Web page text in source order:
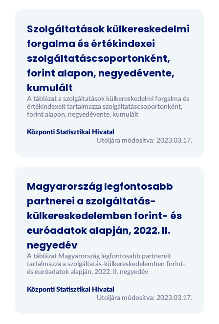
Szolgáltatások külkereskedelmi
forgalma és értékindexei
szolgáltatáscsoportonként,
forint alapon, negyedévente,
kumulált
A táblázat a szolgáltatások külkereskedelmi forgalma és
értékindexeit tartalmazza szolgáltatáscsoportonként,
forint alapon, negyedévente, kumulált
Központi Statisztikai Hivatal
Utoljára módosítva: 2023.03.17.
Magyarország legfontosabb
partnerei a szolgáltatás-
külkereskedelemben forint- és
euróadatok alapján, 2022. II.
negyedév
A táblázat Magyarország legfontosabb partnereit
tartalmazza a szolgáltatás-külkereskedelemben forint-
és euróadatok alapján, 2022. II. negyedév
Központi Statisztikai Hivatal
Utoljára módosítva: 2023.03.17.